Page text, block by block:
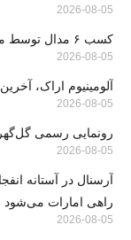
2026-08-05
کسب ۶ مدال توسط ملی‌پوشان دوومیدانی در بلاروس
2026-08-05
آلومینیوم اراک،
2026-08-05
رونمایی رسمی
2026-08-05
راهی امارات می‌شود
2026-08-05